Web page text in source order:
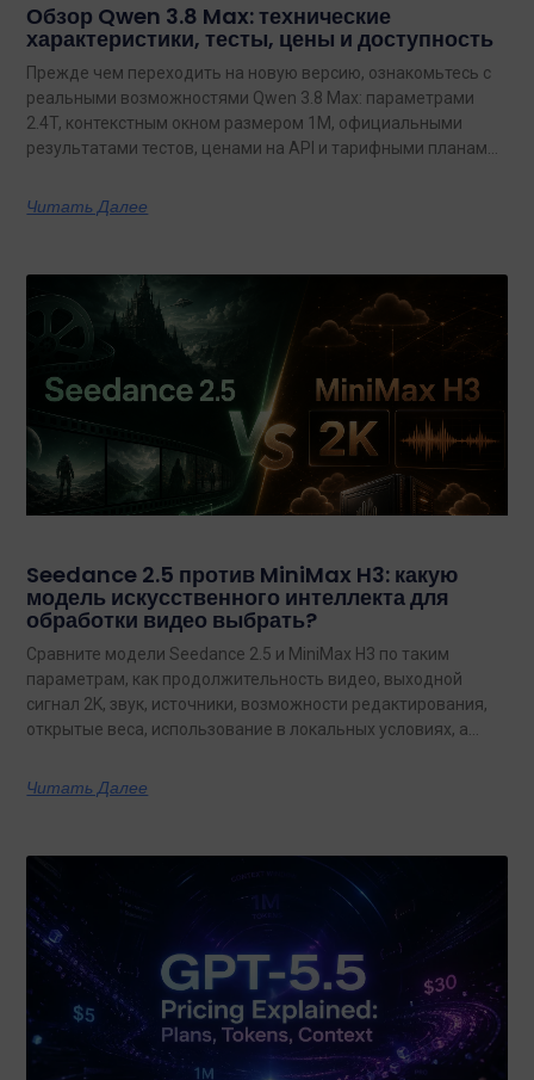
Обзор Qwen 3.8 Max: технические
характеристики, тесты, цены и доступность
Прежде чем переходить на новую версию, ознакомьтесь с
реальными возможностями Qwen 3.8 Max: параметрами
2.4T, контекстным окном размером 1M, официальными
результатами тестов, ценами на API и тарифными планами
Читать Далее
Seedance 2.5 против MiniMax H3: какую
модель искусственного интеллекта для
обработки видео выбрать?
Сравните модели Seedance 2.5 и MiniMax H3 по таким
параметрам, как продолжительность видео, выходной
сигнал 2K, звук, источники, возможности редактирования,
открытые веса, использование в локальных условиях, а
конкретных задач на сегодняшний день.
Читать Далее